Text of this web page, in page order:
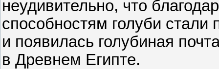
неудивительно, что
способностям голуби
и появилась голубиная
в Древнем Египте.